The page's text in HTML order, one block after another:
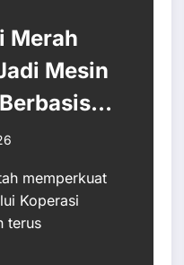
Merah
Mesin
memperkuat
Koperasi
terus